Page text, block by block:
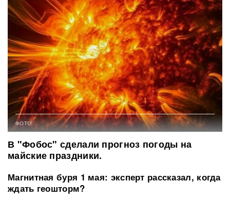
ФОТО:
В "Фобос" сделали прогноз погоды на
майские праздники.
Магнитная буря 1 мая: эксперт рассказал, когда
ждать геошторм?